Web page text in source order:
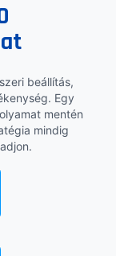
beállítás,
Egy
mentén
mindig